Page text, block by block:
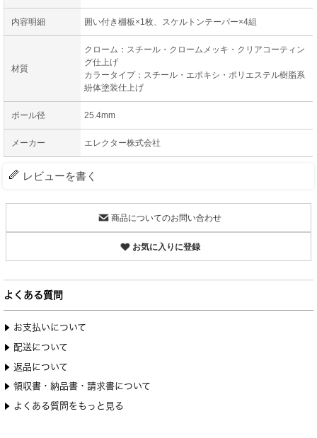
内容明細 囲い付き棚板×1枚、スケルトンテーパー×4組
材質
クローム：スチール・クロームメッキ・クリアコーティン
グ仕上げ
カラータイプ：スチール・エポキシ・ポリエステル樹脂系
紛体塗装仕上げ
ポール径 25.4mm
メーカー エレクター株式会社
レビューを書く
商品についてのお問い合わせ
お気に入りに登録